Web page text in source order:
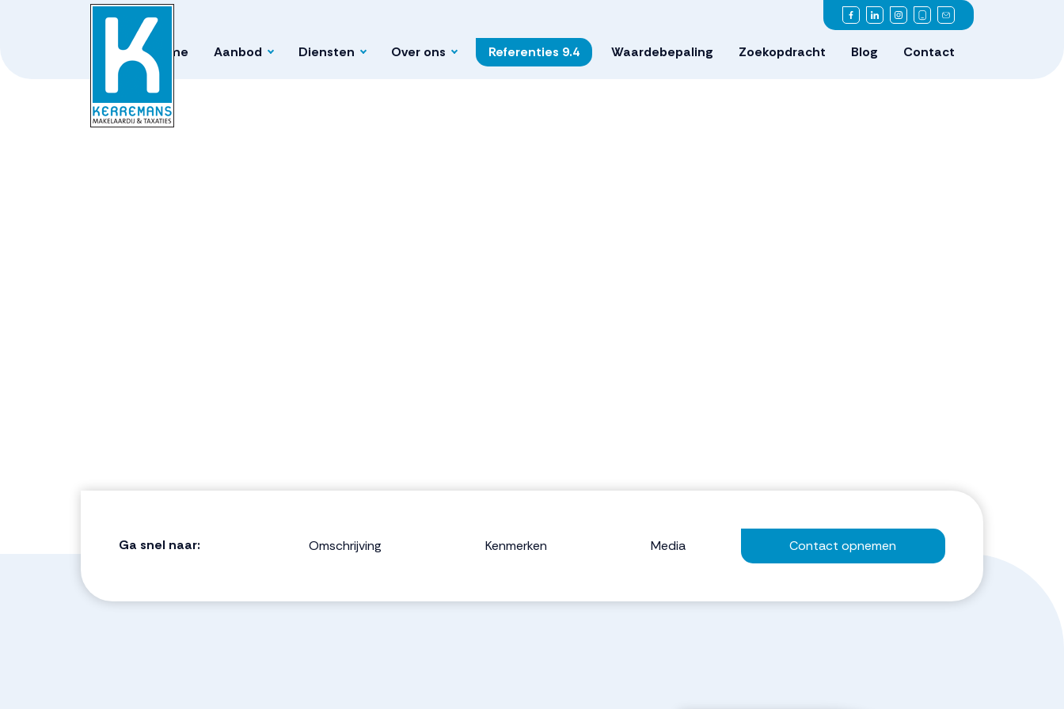
Home Aanbod Diensten Over ons Referenties 9.4 Waardebepaling Zoekopdracht Blog Contact
Ga snel naar: Omschrijving Kenmerken Media Contact opnemen